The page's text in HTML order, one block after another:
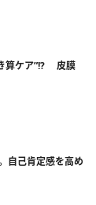
算ケア”!? 皮膜
自己肯定感を高め